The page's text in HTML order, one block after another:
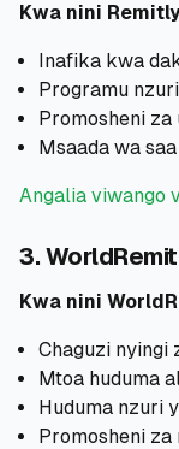
Kwa nini
Inafika kwa
Programu nzuri
Promosheni
Msaada wa
Angalia viwango
3.
Kwa nini
Chaguzi nyingi
Mtoa huduma
Huduma nzuri
Promosheni